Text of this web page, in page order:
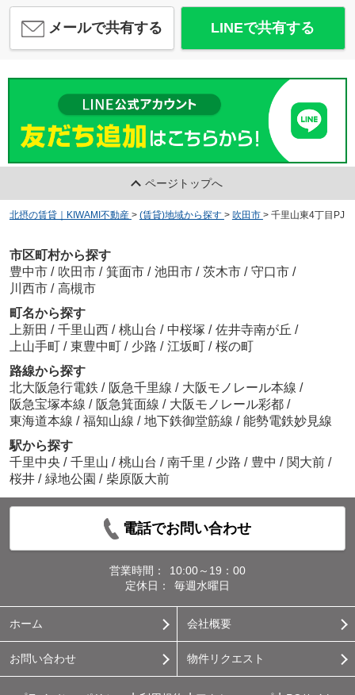
メールで共有する LINEで共有する
ページトップへ
北摂の賃貸｜KIWAMI不動産 > (賃貸)地域から探す > 吹田市 > 千里山東4丁目PJ
市区町村から探す
豊中市 / 吹田市 / 箕面市 / 池田市 / 茨木市 / 守口市 /
川西市 / 高槻市
町名から探す
上新田 / 千里山西 / 桃山台 / 中桜塚 / 佐井寺南が丘 /
上山手町 / 東豊中町 / 少路 / 江坂町 / 桜の町
路線から探す
北大阪急行電鉄 / 阪急千里線 / 大阪モノレール本線 /
阪急宝塚本線 / 阪急箕面線 / 大阪モノレール彩都 /
東海道本線 / 福知山線 / 地下鉄御堂筋線 / 能勢電鉄妙見線
駅から探す
千里中央 / 千里山 / 桃山台 / 南千里 / 少路 / 豊中 / 関大前 /
桜井 / 緑地公園 / 柴原阪大前
電話でお問い合わせ
営業時間：
10:00～19：00
定休日：
毎週水曜日
ホーム 会社概要
お問い合わせ 物件リクエスト